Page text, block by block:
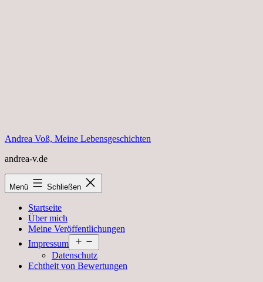
Andrea Voß, Meine Lebensgeschichten
andrea-v.de
Menü Schließen
Startseite
Über mich
Meine Veröffentlichungen
Impressum
öffnen
Datenschutz
Echtheit von Bewertungen